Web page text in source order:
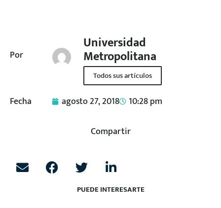
Por
Universidad
Metropolitana
Todos sus artículos
Fecha agosto 27, 2018 10:28 pm
Compartir
PUEDE INTERESARTE